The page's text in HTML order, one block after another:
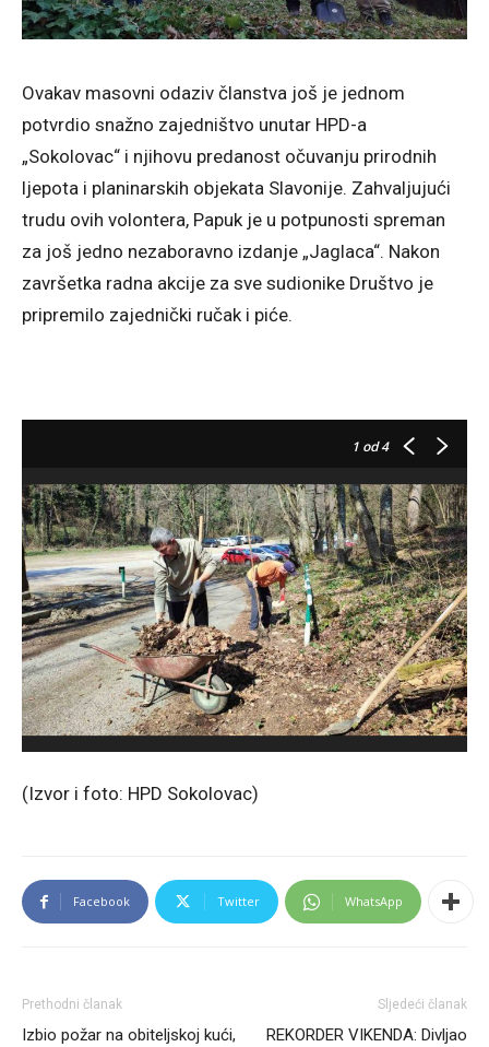
Ovakav masovni odaziv članstva još je jednom
potvrdio snažno zajedništvo unutar HPD-a
„Sokolovac“ i njihovu predanost očuvanju prirodnih
ljepota i planinarskih objekata Slavonije. Zahvaljujući
trudu ovih volontera, Papuk je u potpunosti spreman
za još jedno nezaboravno izdanje „Jaglaca“. Nakon
završetka radna akcije za sve sudionike Društvo je
pripremilo zajednički ručak i piće.
1 od 4
(Izvor i foto: HPD Sokolovac)
Facebook Twitter WhatsApp
Prethodni članak
Izbio požar na obiteljskoj kući,
Sljedeći članak
REKORDER VIKENDA: Divljao